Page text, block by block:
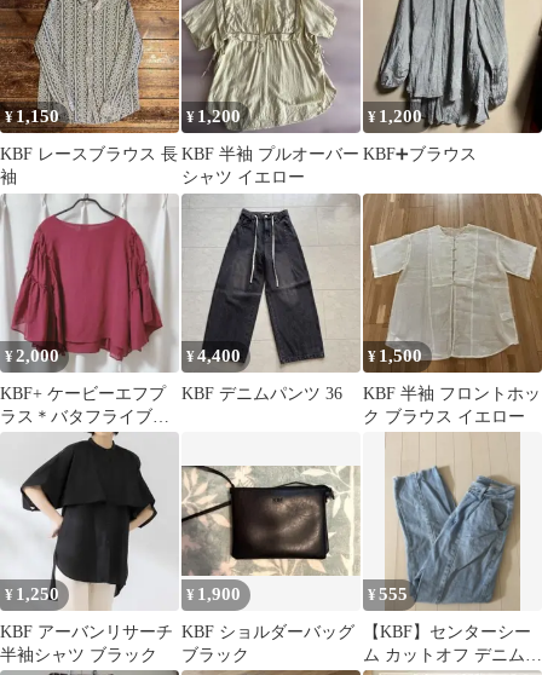
¥ 1,150
KBF レースブラウス 長
袖
¥ 1,200
KBF 半袖 プルオーバー
シャツ イエロー
¥ 1,200
KBF➕ブラウス
¥2,000
KBF+ ケービーエフプ
ラス＊バタフライブラ
ウス フレア袖 新品
¥4,400
KBF デニムパンツ 36
¥ 1,500
KBF 半袖 フロントホッ
ク ブラウス イエロー
¥ 1,250
KBF アーバンリサーチ
半袖シャツ ブラック
¥ 1,900
KBF ショルダーバッグ
ブラック
¥555
【KBF】センターシー
ム カットオフ デニムパ